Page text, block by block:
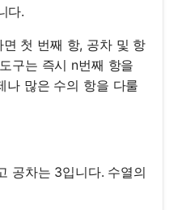
다.
첫 번째 항, 공차 및 항
구는 즉시 n번째 항을
나 많은 수의 항을 다룰
공차는 3입니다. 수열의